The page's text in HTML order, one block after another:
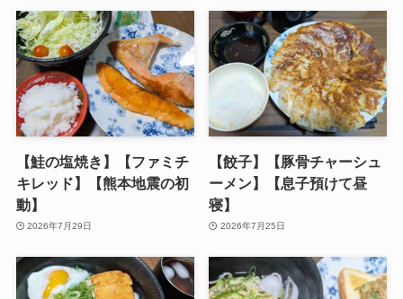
【鮭の塩焼き】【ファミチ
キレッド】【熊本地震の初
動】
2026年7月29日
【餃子】【豚骨チャーシュ
ーメン】【息子預けて昼
寝】
2026年7月25日